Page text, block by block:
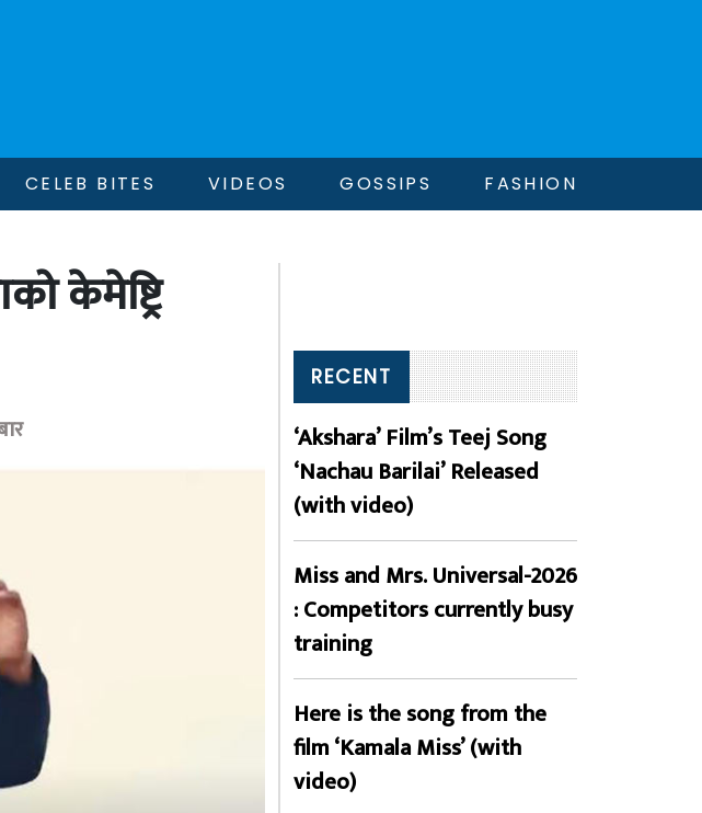
CELEB BITES VIDEOS GOSSIPS FASHION
केमेष्ट्रि
RECENT
‘Akshara’ Film’s Teej Song
‘Nachau Barilai’ Released
(with video)
Miss and Mrs. Universal-2026
: Competitors currently busy
training
Here is the song from the
film ‘Kamala Miss’ (with
video)